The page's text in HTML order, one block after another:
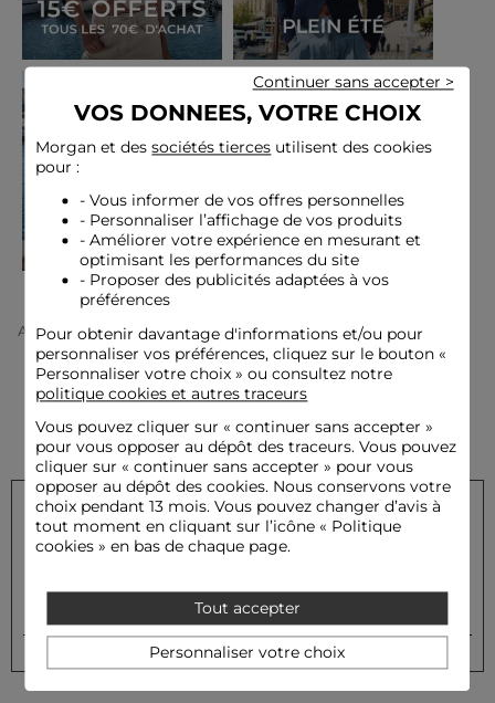
Accueil La Marque Femme Automne-Hiver 2019
Inscrivez-vous à notre newsletter et recevez nos offres
VOS DONNEES, VOTRE CHOIX
Morgan et dessociétés tierces utilisent des cookies
pour :
- Vous informer de vos offres personnelles
- Personnaliser l’affichage de vos produits
- Améliorer votre expérience en mesurant et
optimisant les performances du site
- Proposer des publicités adaptées à vos
préférences
Pour obtenir davantage d'informations et/ou pour
personnaliser vos préférences, cliquez sur le bouton «
Personnaliser votre choix » ou consultez notre
politique cookies et autres traceurs
Vous pouvez cliquer sur « continuer sans accepter»
pour vous opposer au dépôt des traceurs. Vous pouvez
cliquer sur « continuer sans accepter » pour vous
opposer au dépôt des cookies. Nous conservons votre
choix pendant 13 mois. Vous pouvez changer d’avis à
tout moment en cliquant sur l’icône « Politique
cookies » en bas de chaque page.
Tout accepter
Continuer sans accepter >
Personnaliser votre choix